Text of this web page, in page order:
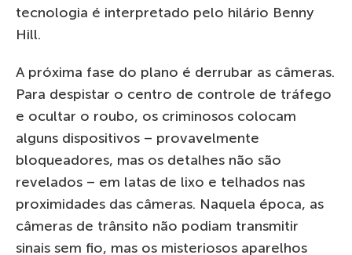
tecnologia é interpretado pelo hilário Benny
Hill.
A próxima fase do plano é derrubar as câmeras.
Para despistar o centro de controle de tráfego
e ocultar o roubo, os criminosos colocam
alguns dispositivos – provavelmente
bloqueadores, mas os detalhes não são
revelados – em latas de lixo e telhados nas
proximidades das câmeras. Naquela época, as
câmeras de trânsito não podiam transmitir
sinais sem fio, mas os misteriosos aparelhos